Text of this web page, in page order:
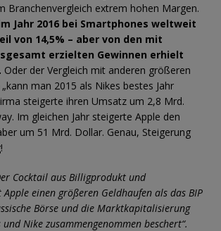
Branchenvergleich extrem hohen Margen.
Jahr 2016 bei Smartphones weltweit
von 14,5% – aber von den mit
erzielten Gewinnen erhielt
Oder der Vergleich mit anderen größeren
man 2015 als Nikes bestes Jahr
steigerte ihren Umsatz um 2,8 Mrd.
Im gleichen Jahr steigerte Apple den
um 51 Mrd. Dollar. Genau, Steigerung
Cocktail aus Billigprodukt und
einen größeren Geldhaufen als das BIP
Börse und die Marktkapitalisierung
Nike zusammengenommen beschert“.